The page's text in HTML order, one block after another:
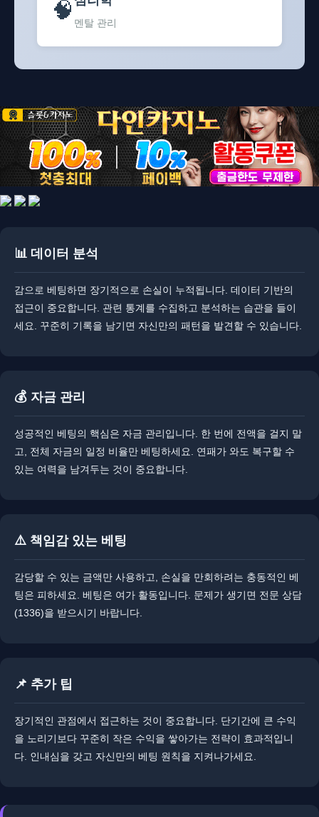
🧠 멘탈 관리
📊 데이터 분석
​​감으로 베팅하면 장기적으로 손실이 누적됩니다. 데이터 기반의
접근이 중요합니다. 관련 통계를 수집하고 분석하는 습관을 들이
세요. ​꾸준히 기록을 남기면 자신만의 패턴을 발견할 수 있습니다.
💰 자금 관리
성공적인 베팅의 핵심은 자금 관리입니다. ​​한 번에 전액을 걸지 말
고, 전체 자금의 일정 비율만 베팅하세요. ​연패가 와도 복구할 수
있는 여력을 남겨두는 것이 중요합니다.
⚠️ 책임감 있는 베팅
감당할 수 있는 금액만 사용하고, 손실을 만회하려는 충동적인 베
팅은 피하세요. 베팅은 여가 활동입니다. ​문제가 생기면 전문 상담
(1336)을 받으시기 바랍니다.
📌 추가 팁
장기적인 관점에서 접근하는 것이 중요합니다. 단기간에 큰 수익
을 노리기보다 꾸준히 작은 수익을 쌓아가는 전략이 효과적입니
다. ​인내심을 갖고 자신만의 베팅 원칙을 지켜나가세요.